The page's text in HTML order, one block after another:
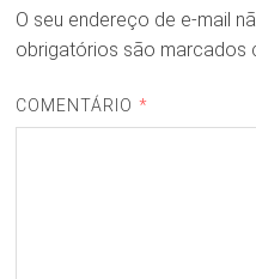
O seu endereço de e-mail
obrigatórios são marcados
COMENTÁRIO *